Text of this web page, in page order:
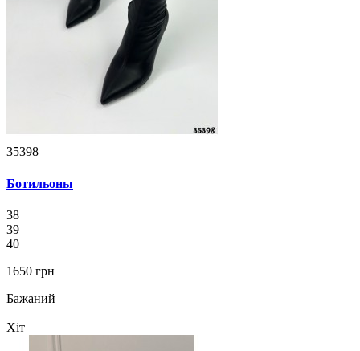
35398
Ботильоны
38
39
40
1650 грн
Бажаний
Хіт